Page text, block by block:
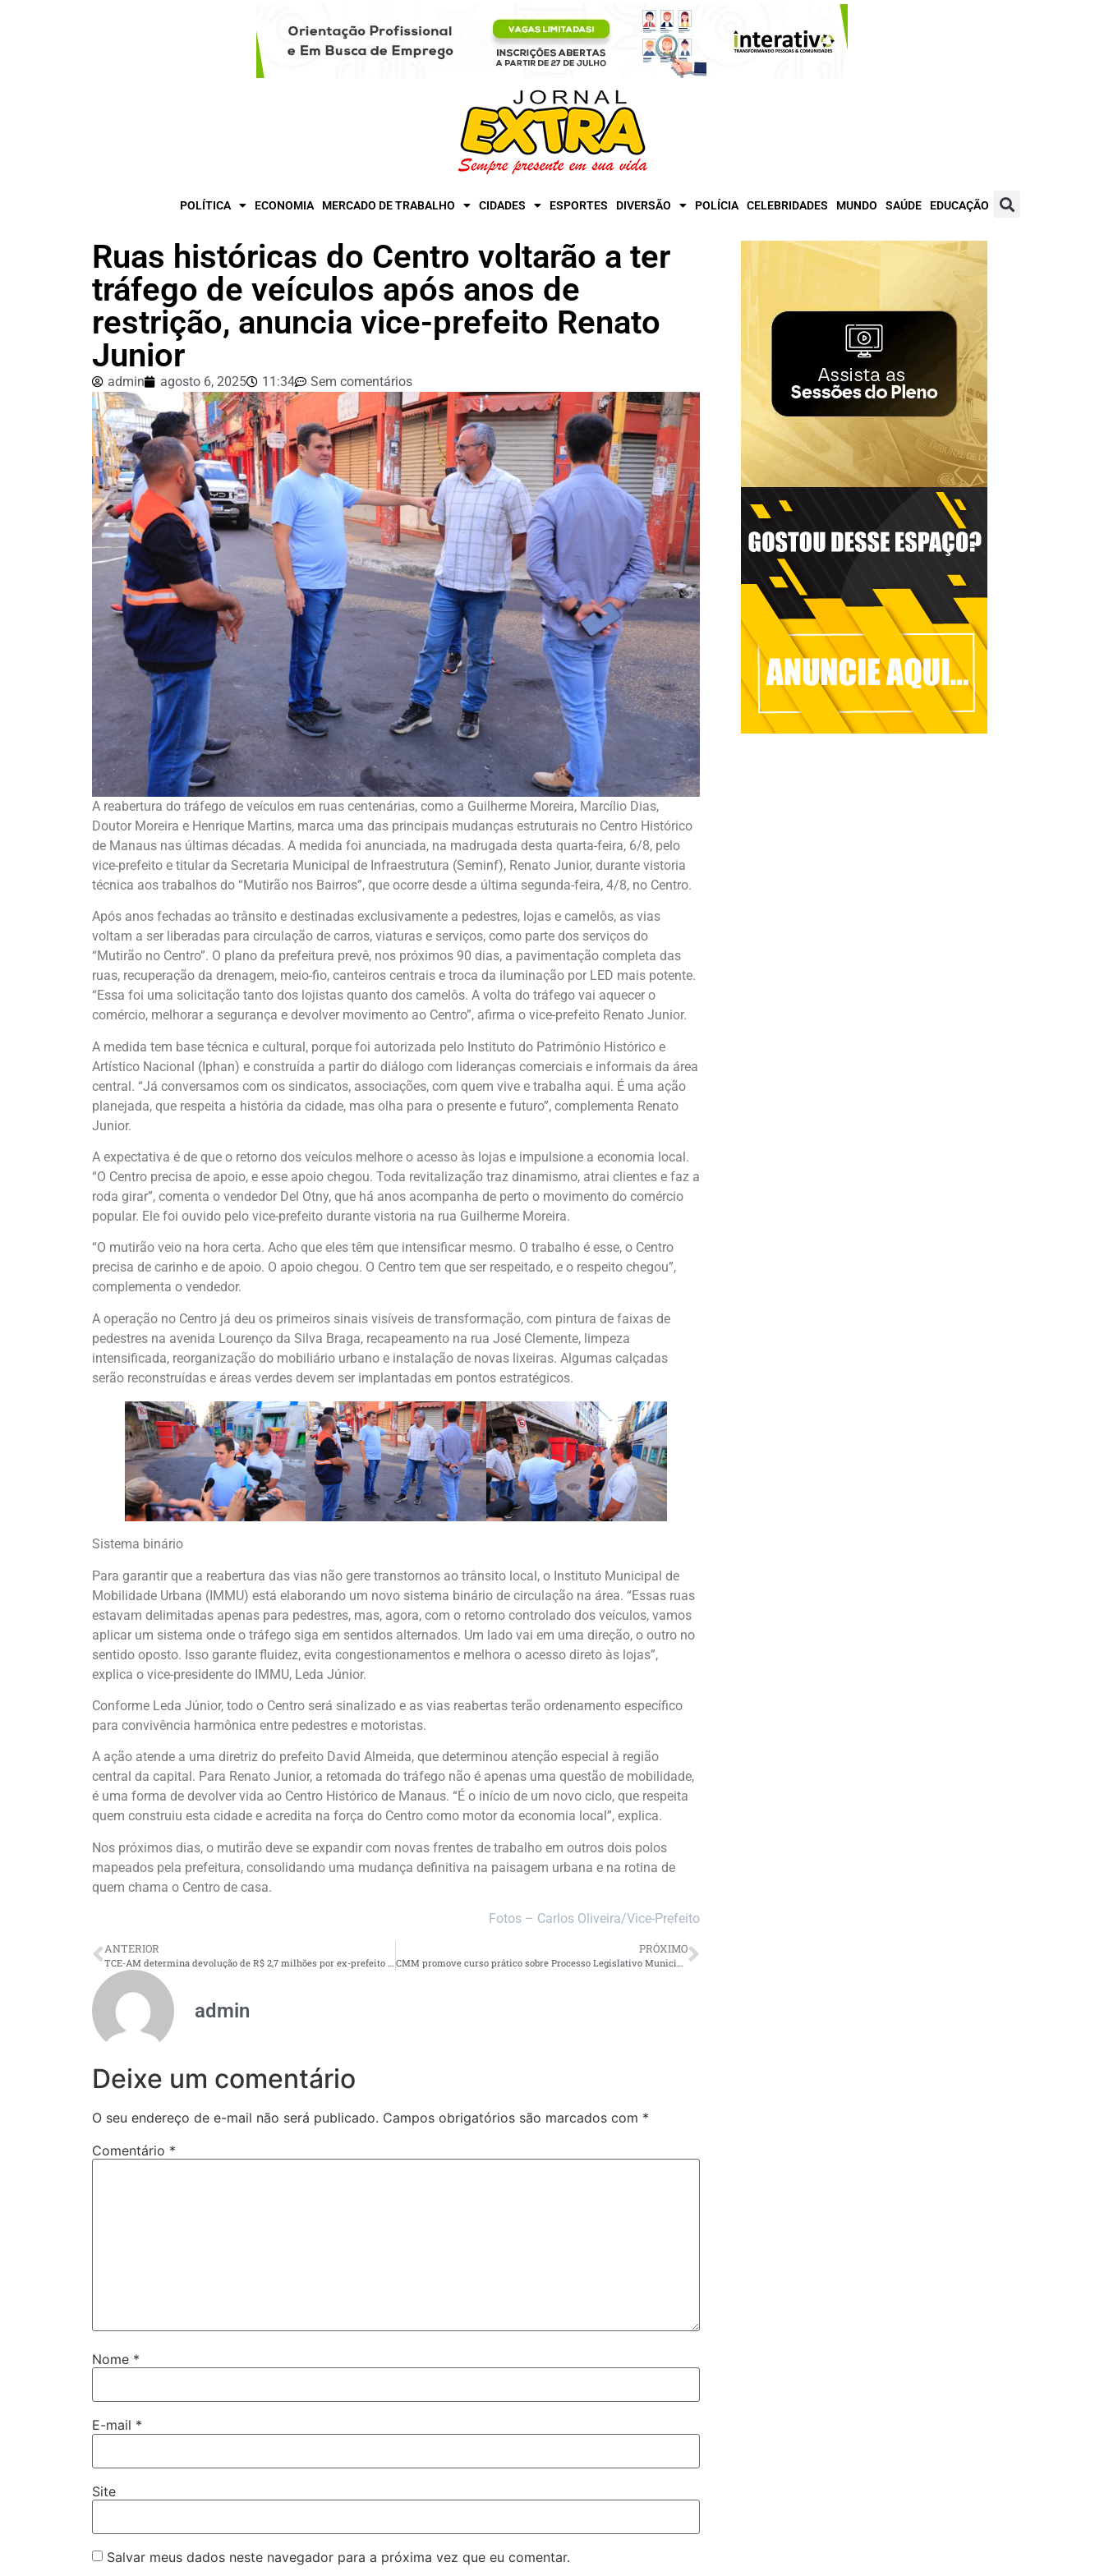
POLÍTICA ECONOMIA MERCADO DE TRABALHO CIDADES ESPORTES DIVERSÃO POLÍCIA CELEBRIDADES MUNDO SAÚDE EDUCAÇÃO
Ruas históricas do Centro voltarão a ter
tráfego de veículos após anos de
restrição, anuncia vice-prefeito Renato
Junior
admin agosto 6, 2025 11:34 Sem comentários
A reabertura do tráfego de veículos em ruas centenárias, como a Guilherme Moreira, Marcílio Dias,
Doutor Moreira e Henrique Martins, marca uma das principais mudanças estruturais no Centro Histórico
de Manaus nas últimas décadas. A medida foi anunciada, na madrugada desta quarta-feira, 6/8, pelo
vice-prefeito e titular da Secretaria Municipal de Infraestrutura (Seminf), Renato Junior, durante vistoria
técnica aos trabalhos do “Mutirão nos Bairros”, que ocorre desde a última segunda-feira, 4/8, no Centro.
Após anos fechadas ao trânsito e destinadas exclusivamente a pedestres, lojas e camelôs, as vias
voltam a ser liberadas para circulação de carros, viaturas e serviços, como parte dos serviços do
“Mutirão no Centro”. O plano da prefeitura prevê, nos próximos 90 dias, a pavimentação completa das
ruas, recuperação da drenagem, meio-fio, canteiros centrais e troca da iluminação por LED mais potente.
“Essa foi uma solicitação tanto dos lojistas quanto dos camelôs. A volta do tráfego vai aquecer o
comércio, melhorar a segurança e devolver movimento ao Centro”, afirma o vice-prefeito Renato Junior.
A medida tem base técnica e cultural, porque foi autorizada pelo Instituto do Patrimônio Histórico e
Artístico Nacional (Iphan) e construída a partir do diálogo com lideranças comerciais e informais da área
central. “Já conversamos com os sindicatos, associações, com quem vive e trabalha aqui. É uma ação
planejada, que respeita a história da cidade, mas olha para o presente e futuro”, complementa Renato
Junior.
A expectativa é de que o retorno dos veículos melhore o acesso às lojas e impulsione a economia local.
“O Centro precisa de apoio, e esse apoio chegou. Toda revitalização traz dinamismo, atrai clientes e faz a
roda girar”, comenta o vendedor Del Otny, que há anos acompanha de perto o movimento do comércio
popular. Ele foi ouvido pelo vice-prefeito durante vistoria na rua Guilherme Moreira.
“O mutirão veio na hora certa. Acho que eles têm que intensificar mesmo. O trabalho é esse, o Centro
precisa de carinho e de apoio. O apoio chegou. O Centro tem que ser respeitado, e o respeito chegou”,
complementa o vendedor.
A operação no Centro já deu os primeiros sinais visíveis de transformação, com pintura de faixas de
pedestres na avenida Lourenço da Silva Braga, recapeamento na rua José Clemente, limpeza
intensificada, reorganização do mobiliário urbano e instalação de novas lixeiras. Algumas calçadas
serão reconstruídas e áreas verdes devem ser implantadas em pontos estratégicos.
Sistema binário
Para garantir que a reabertura das vias não gere transtornos ao trânsito local, o Instituto Municipal de
Mobilidade Urbana (IMMU) está elaborando um novo sistema binário de circulação na área. “Essas ruas
estavam delimitadas apenas para pedestres, mas, agora, com o retorno controlado dos veículos, vamos
aplicar um sistema onde o tráfego siga em sentidos alternados. Um lado vai em uma direção, o outro no
sentido oposto. Isso garante fluidez, evita congestionamentos e melhora o acesso direto às lojas”,
explica o vice-presidente do IMMU, Leda Júnior.
Conforme Leda Júnior, todo o Centro será sinalizado e as vias reabertas terão ordenamento específico
para convivência harmônica entre pedestres e motoristas.
A ação atende a uma diretriz do prefeito David Almeida, que determinou atenção especial à região
central da capital. Para Renato Junior, a retomada do tráfego não é apenas uma questão de mobilidade,
é uma forma de devolver vida ao Centro Histórico de Manaus. “É o início de um novo ciclo, que respeita
quem construiu esta cidade e acredita na força do Centro como motor da economia local”, explica.
Nos próximos dias, o mutirão deve se expandir com novas frentes de trabalho em outros dois polos
mapeados pela prefeitura, consolidando uma mudança definitiva na paisagem urbana e na rotina de
quem chama o Centro de casa.
Fotos – Carlos Oliveira/Vice-Prefeito
ANTERIOR PRÓXIMO
admin
Deixe um comentário
O seu endereço de e-mail não será publicado. Campos obrigatórios são marcados com *
Comentário *
Nome *
E-mail *
Site
Salvar meus dados neste navegador para a próxima vez que eu comentar.